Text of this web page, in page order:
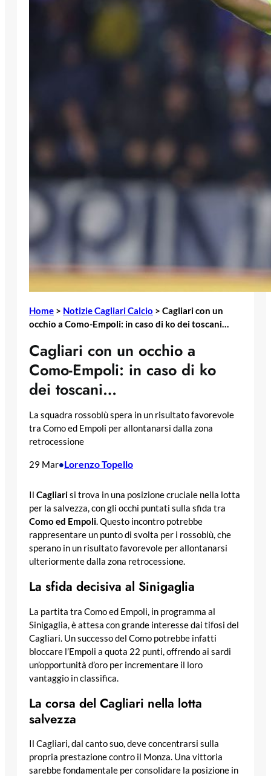
Home > Notizie Cagliari Calcio > Cagliari con un
occhio a Como-Empoli: in caso di ko dei toscani…
Cagliari con un occhio a
Como-Empoli: in caso di ko
dei toscani…
La squadra rossoblù spera in un risultato favorevole
tra Como ed Empoli per allontanarsi dalla zona
retrocessione
29 Mar•Lorenzo Topello
Il Cagliarisi trova in una posizione cruciale nella lotta
per la salvezza, con gli occhi puntati sulla sfida tra
Como ed Empoli. Questo incontro potrebbe
rappresentare un punto di svolta per i rossoblù, che
sperano in un risultato favorevole per allontanarsi
ulteriormente dalla zona retrocessione.
La sfida decisiva al Sinigaglia
La partita tra Como ed Empoli, in programma al
Sinigaglia, è attesa con grande interesse dai tifosi del
Cagliari. Un successo del Como potrebbe infatti
bloccare l’Empoli a quota 22 punti, offrendo ai sardi
un’opportunità d’oro per incrementare il loro
vantaggio in classifica.
La corsa del Cagliari nella lotta
salvezza
Il Cagliari, dal canto suo, deve concentrarsi sulla
propria prestazione contro il Monza. Una vittoria
sarebbe fondamentale per consolidare la posizione in